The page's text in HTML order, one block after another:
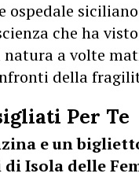
ospedale
che ha
a volte
della
Per Te
e un
Isola delle